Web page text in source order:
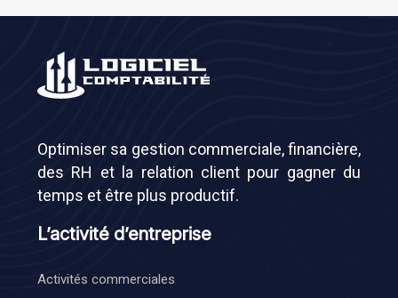
Optimiser sa gestion commerciale, financière,
des RH et la relation client pour gagner du
temps et être plus productif.
L’activité d’entreprise
Activités commerciales